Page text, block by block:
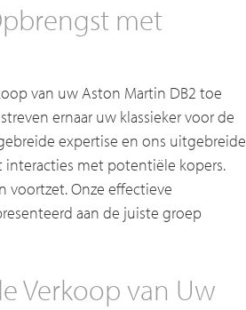
met
van uw Aston Martin DB2 toe
ernaar uw klassieker voor de
expertise en ons uitgebreide
met potentiële kopers.
voortzet. Onze effectieve
aan de juiste groep
Verkoop van Uw